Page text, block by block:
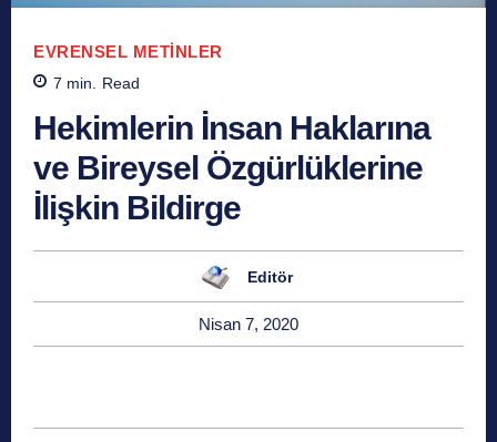
EVRENSEL METINLER
7 min. Read
Hekimlerin İnsan Haklarına
ve Bireysel Özgürlüklerine
İlişkin Bildirge
Editör
Nisan 7, 2020